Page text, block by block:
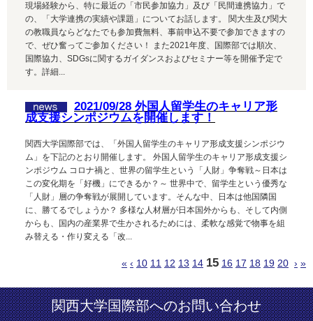
現場経験から、特に最近の「市民参加協力」及び「民間連携協力」で
の、「大学連携の実績や課題」についてお話します。 関大生及び関大
の教職員ならどなたでも参加費無料、事前申込不要で参加できますの
で、ぜひ奮ってご参加ください！ また2021年度、国際部では順次、
国際協力、SDGsに関するガイダンスおよびセミナー等を開催予定で
す。詳細...
2021/09/28 外国人留学生のキャリア形
成支援シンポジウムを開催します！
関西大学国際部では、「外国人留学生のキャリア形成支援シンポジウ
ム」を下記のとおり開催します。 外国人留学生のキャリア形成支援シ
ンポジウム コロナ禍と、世界の留学生という「人財」争奪戦～日本は
この変化期を「好機」にできるか？～ 世界中で、留学生という優秀な
「人財」層の争奪戦が展開しています。そんな中、日本は他国隣国
に、勝てるでしょうか？ 多様な人材層が日本国外からも、そして内側
からも、国内の産業界で生かされるためには、柔軟な感覚で物事を組
み替える・作り変える「改...
« ‹ 10 11 12 13 14 15 16 17 18 19 20 › »
関西大学国際部へのお問い合わせ